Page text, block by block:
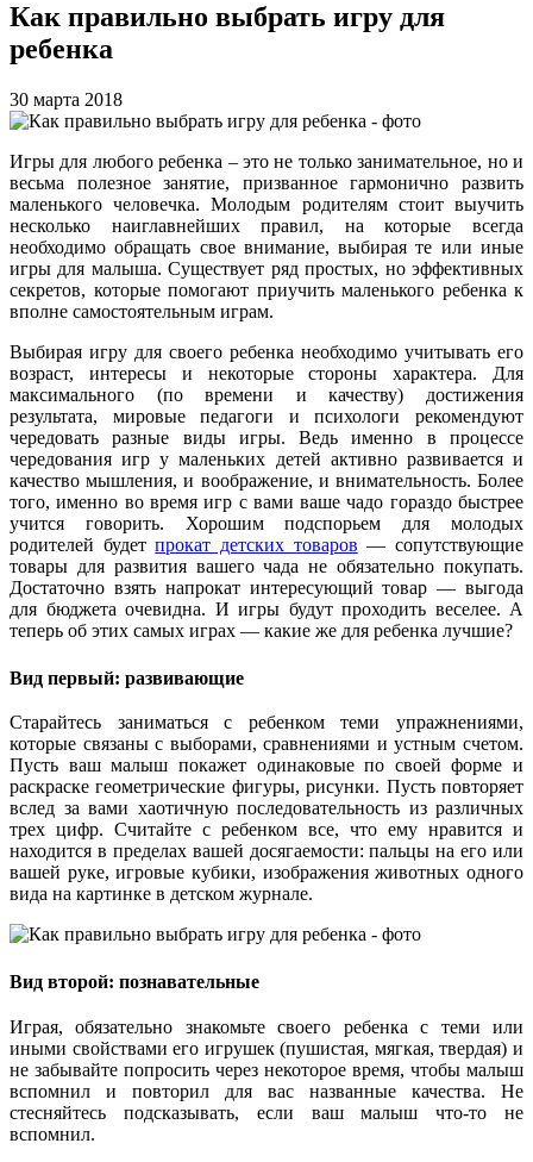
Как правильно выбрать игру для
ребенка
30 марта 2018
Игры для любого ребенка – это не только занимательное, но и
весьма полезное занятие, призванное гармонично развить
маленького человечка. Молодым родителям стоит выучить
несколько наиглавнейших правил, на которые всегда
необходимо обращать свое внимание, выбирая те или иные
игры для малыша. Существует ряд простых, но эффективных
секретов, которые помогают приучить маленького ребенка к
вполне самостоятельным играм.
Выбирая игру для своего ребенка необходимо учитывать его
возраст, интересы и некоторые стороны характера. Для
максимального (по времени и качеству) достижения
результата, мировые педагоги и психологи рекомендуют
чередовать разные виды игры. Ведь именно в процессе
чередования игр у маленьких детей активно развивается и
качество мышления, и воображение, и внимательность. Более
того, именно во время игр с вами ваше чадо гораздо быстрее
учится говорить. Хорошим подспорьем для молодых
родителей будетпрокат детских товаров — сопутствующие
товары для развития вашего чада не обязательно покупать.
Достаточно взять напрокат интересующий товар — выгода
для бюджета очевидна. И игры будут проходить веселее. А
теперь об этих самых играх — какие же для ребенка лучшие?
Вид первый: развивающие
Старайтесь заниматься с ребенком теми упражнениями,
которые связаны с выборами, сравнениями и устным счетом.
Пусть ваш малыш покажет одинаковые по своей форме и
раскраске геометрические фигуры, рисунки. Пусть повторяет
вслед за вами хаотичную последовательность из различных
трех цифр. Считайте с ребенком все, что ему нравится и
находится в пределах вашей досягаемости: пальцы на его или
вашей руке, игровые кубики, изображения животных одного
вида на картинке в детском журнале.
Вид второй: познавательные
Играя, обязательно знакомьте своего ребенка с теми или
иными свойствами его игрушек (пушистая, мягкая, твердая) и
не забывайте попросить через некоторое время, чтобы малыш
вспомнил и повторил для вас названные качества. Не
стесняйтесь подсказывать, если ваш малыш что-то не
вспомнил.